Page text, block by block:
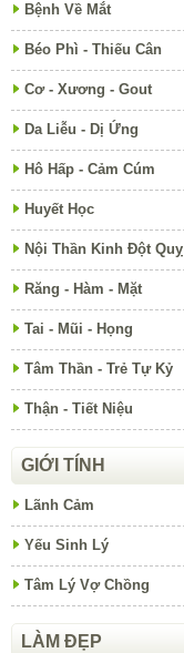
Bệnh Về Mắt
Béo Phì - Thiếu Cân
Cơ - Xương - Gout
Da Liễu - Dị Ứng
Hô Hấp - Cảm Cúm
Huyết Học
Nội Thần Kinh Đột Quỵ
Răng - Hàm - Mặt
Tai - Mũi - Họng
Tâm Thần - Trẻ Tự Kỷ
Thận - Tiết Niệu
GIỚI TÍNH
Lãnh Cảm
Yếu Sinh Lý
Tâm Lý Vợ Chồng
LÀM ĐẸP